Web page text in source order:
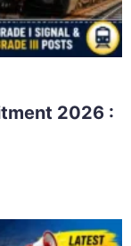
2026 :